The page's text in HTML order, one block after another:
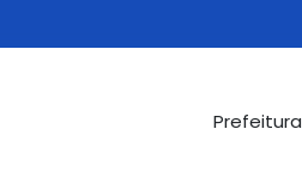
Prefeitura